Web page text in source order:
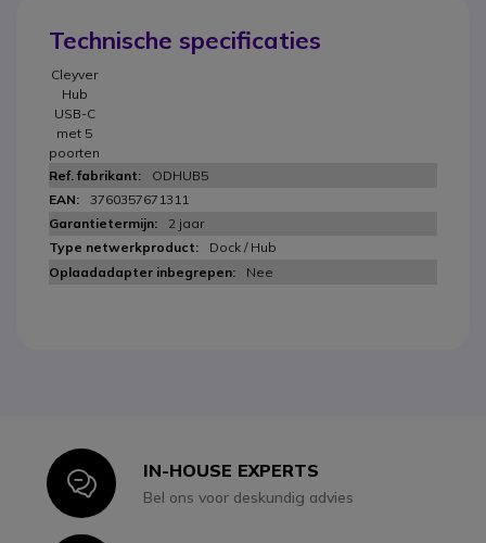
Technische specificaties
Cleyver
Hub
USB-C
met 5
poorten
ODHUB5
3760357671311
2 jaar
Dock / Hub
Nee
IconIN-HOUSE EXPERTS
Bel ons voor deskundig advies